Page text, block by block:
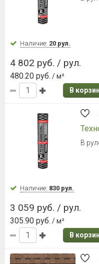
Наличие: 20 рул.
4 802 руб. / рул.
480.20 руб. / м²
В
В
Наличие: 830 рул.
3 059 руб. / рул.
305.90 руб. / м²
В